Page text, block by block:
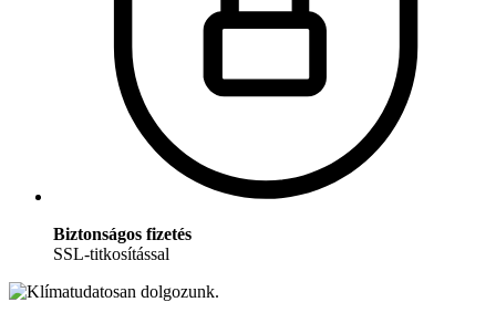
Biztonságos fizetés
SSL-titkosítással